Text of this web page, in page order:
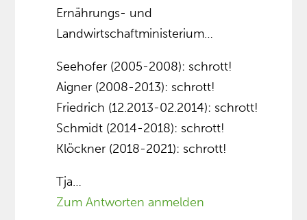
Ernährungs- und
Landwirtschaftministerium…
Seehofer (2005-2008): schrott!
Aigner (2008-2013): schrott!
Friedrich (12.2013-02.2014): schrott!
Schmidt (2014-2018): schrott!
Klöckner (2018-2021): schrott!
Tja…
Zum Antworten anmelden